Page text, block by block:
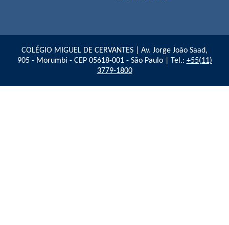
COLÉGIO MIGUEL DE CERVANTES | Av. Jorge João Saad,
905 - Morumbi - CEP 05618-001 - São Paulo | Tel.: +55(11)
3779-1800